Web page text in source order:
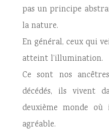
pas un principe
la nature.
En général, ceux qui
atteint l’illumination.
Ce sont nos
décédés, ils vivent
deuxième monde
agréable.